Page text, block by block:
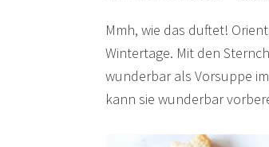
Mmh, wie das duftet!
Wintertage. Mit den
wunderbar als Vorsuppe
kann sie wunderbar